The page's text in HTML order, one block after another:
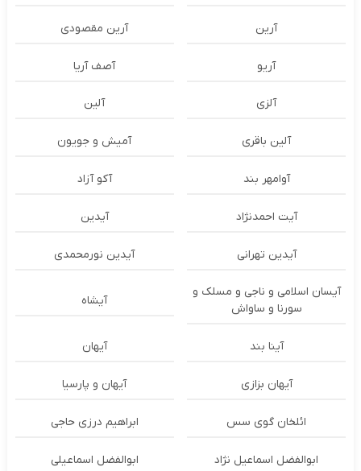
آرین آرین مقصودی
آریو آصف آریا
آلزی آلین
آلین باقری آمیش و جویون
آوامهر بند آکو آزاد
آیت احمدنژاد آیدین
آیدین تهرانی آیدین نورمحمدی
آیسان اسلامی و ناجی و مسلک و
سورنا و ساواش
آیشاه
آینا بند آیهان
آیهان بزازی آیهان و پارسیا
ائلخان گوی سس ابراهیم درزی حاجی
ابوالفضل اسماعیل نژاد ابوالفضل اسماعیلی